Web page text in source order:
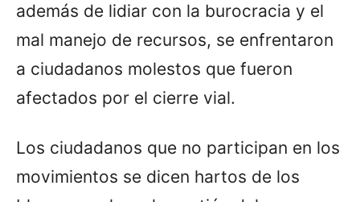
además de lidiar con la burocracia y el
mal manejo de recursos, se enfrentaron
a ciudadanos molestos que fueron
afectados por el cierre vial.
Los ciudadanos que no participan en los
movimientos se dicen hartos de los